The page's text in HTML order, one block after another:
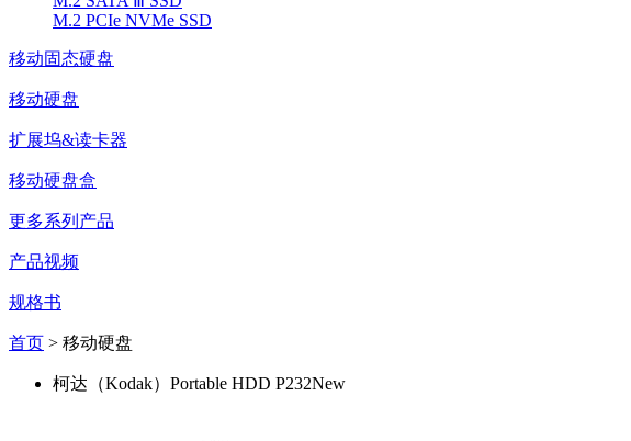
M.2 PCIe NVMe SSD
移动固态硬盘
移动硬盘
扩展坞&读卡器
移动硬盘盒
更多系列产品
产品视频
规格书
首页 > 移动硬盘
柯达（Kodak）Portable HDD P232New